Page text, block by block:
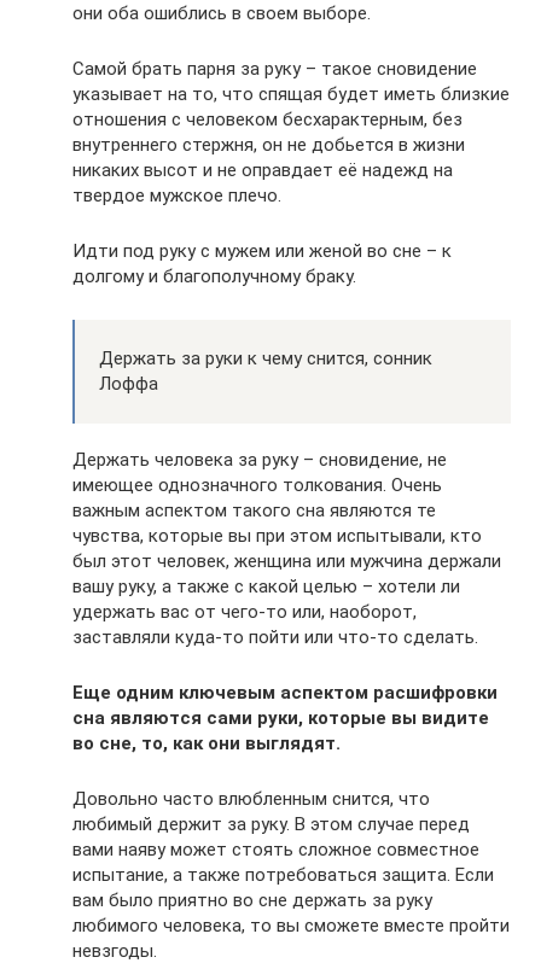
они оба ошиблись в своем выборе.
Самой брать парня за руку – такое сновидение
указывает на то, что спящая будет иметь близкие
отношения с человеком бесхарактерным, без
внутреннего стержня, он не добьется в жизни
никаких высот и не оправдает её надежд на
твердое мужское плечо.
Идти под руку с мужем или женой во сне – к
долгому и благополучному браку.
Держать за руки к чему снится, сонник
Лоффа
Держать человека за руку – сновидение, не
имеющее однозначного толкования. Очень
важным аспектом такого сна являются те
чувства, которые вы при этом испытывали, кто
был этот человек, женщина или мужчина держали
вашу руку, а также с какой целью – хотели ли
удержать вас от чего-то или, наоборот,
заставляли куда-то пойти или что-то сделать.
Еще одним ключевым аспектом расшифровки
сна являются сами руки, которые вы видите
во сне, то, как они выглядят.
Довольно часто влюбленным снится, что
любимый держит за руку. В этом случае перед
вами наяву может стоять сложное совместное
испытание, а также потребоваться защита. Если
вам было приятно во сне держать за руку
любимого человека, то вы сможете вместе пройти
невзгоды.